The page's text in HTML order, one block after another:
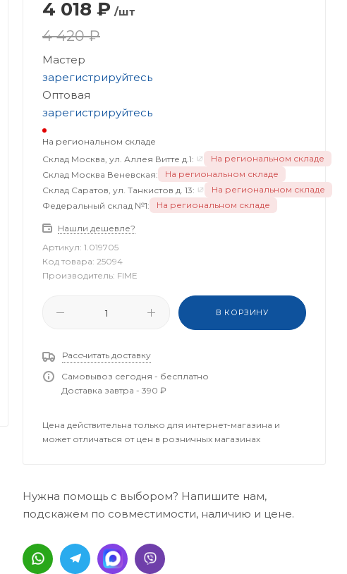
4 018 ₽ /шт
4 420 ₽
Мастер
зарегистрируйтесь
Оптовая
зарегистрируйтесь
На региональном складе
Склад Москва, ул. Аллея Витте д.1:
На региональном складе
Склад Москва Веневская:
На региональном складе
Склад Саратов, ул. Танкистов д. 13:
На региональном складе
Федеральный склад №1:
На региональном складе
Нашли дешевле?
Артикул: 1.019705
Код товара: 25094
Производитель: FIME
В КОРЗИНУ
Рассчитать доставку
Самовывоз сегодня - бесплатно
Доставка завтра - 390 ₽
Цена действительна только для интернет-магазина и
может отличаться от цен в розничных магазинах
Нужна помощь с выбором? Напишите нам,
подскажем по совместимости, наличию и цене.